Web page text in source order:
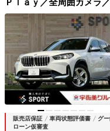
Ｐｌａｙ／全周囲カメラ
シート／ブラインドスポ
ティブクルーズコントロ
ーフレール
販売店保証 車両状態評価書 グ
ローン仮審査